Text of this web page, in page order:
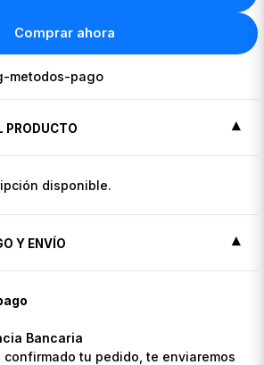
Comprar ahora
PRODUCTO
disponible.
Y ENVÍO
Bancaria
confirmado tu pedido, te enviaremos